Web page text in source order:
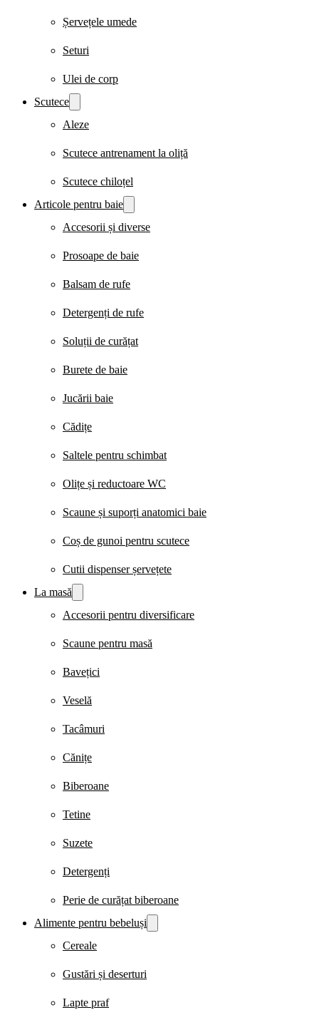
Șervețele umede
Seturi
Ulei de corp
Scutece
Aleze
Scutece antrenament la oliță
Scutece chiloțel
Articole pentru baie
Accesorii și diverse
Prosoape de baie
Balsam de rufe
Detergenți de rufe
Soluții de curățat
Burete de baie
Jucării baie
Cădițe
Saltele pentru schimbat
Olițe și reductoare WC
Scaune și suporți anatomici baie
Coș de gunoi pentru scutece
Cutii dispenser șervețete
La masă
Accesorii pentru diversificare
Scaune pentru masă
Bavețici
Veselă
Tacâmuri
Cănițe
Biberoane
Tetine
Suzete
Detergenți
Perie de curățat biberoane
Alimente pentru bebeluși
Cereale
Gustări și deserturi
Lapte praf